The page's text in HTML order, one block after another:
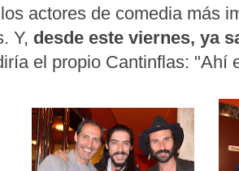
actores de comedia más
Y, desde este viernes, ya
el propio Cantinflas: "Ahí